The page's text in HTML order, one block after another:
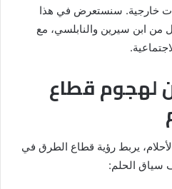
خارجية. سنستعرض في هذا
من ابن سيرين والنابلسي، مع
لهجوم قطاع
يربط رؤية قطاع الطرق في
سياق الحلم: